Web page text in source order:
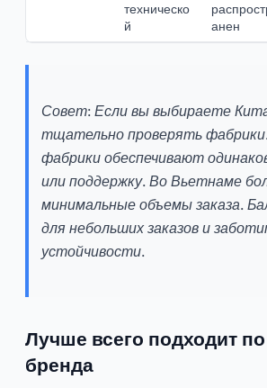
техническо
й
анен
Совет: Если вы выбираете
тщательно проверять
фабрики обеспечивают
или поддержку. Во Вьетнаме
минимальные объемы заказа.
для небольших заказов и
устойчивости.
Лучше всего подходит
бренда